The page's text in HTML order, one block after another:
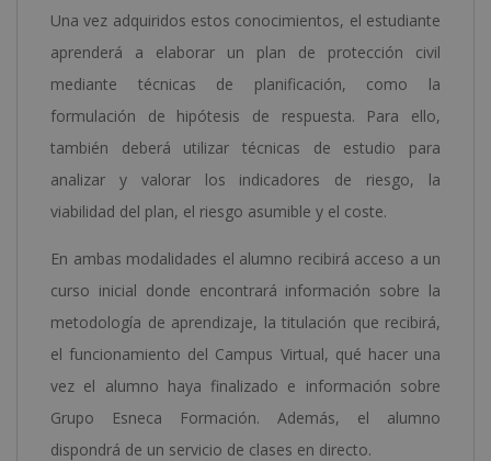
Una vez adquiridos estos conocimientos, el estudiante
aprenderá a elaborar un plan de protección civil
mediante técnicas de planificación, como la
formulación de hipótesis de respuesta. Para ello,
también deberá utilizar técnicas de estudio para
analizar y valorar los indicadores de riesgo, la
viabilidad del plan, el riesgo asumible y el coste.
En ambas modalidades el alumno recibirá acceso a un
curso inicial donde encontrará información sobre la
metodología de aprendizaje, la titulación que recibirá,
el funcionamiento del Campus Virtual, qué hacer una
vez el alumno haya finalizado e información sobre
Grupo Esneca Formación. Además, el alumno
dispondrá de un servicio de clases en directo.